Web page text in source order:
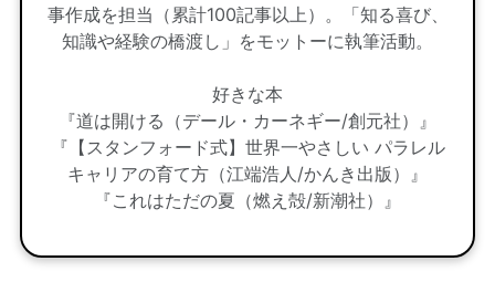
事作成を担当（累計100記事以上）。「知る喜び、
知識や経験の橋渡し」をモットーに執筆活動。
好きな本
『道は開ける（デール・カーネギー/創元社）』
『【スタンフォード式】世界一やさしい パラレル
キャリアの育て方（江端浩人/かんき出版）』
『これはただの夏（燃え殻/新潮社）』